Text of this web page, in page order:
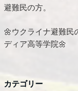
避難民の方。
🌼ウクライナ避難民
ディア高等学院🌼
カテゴリー